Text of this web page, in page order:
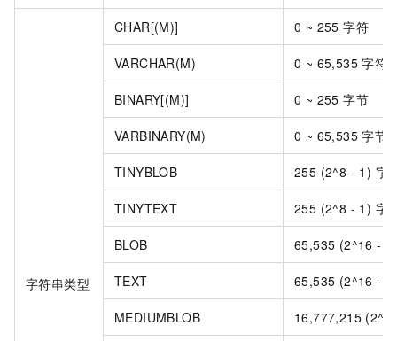
字符串类型
CHAR[(M)] 0 ~ 255 字符
VARCHAR(M) 0 ~ 65,535 字符
BINARY[(M)] 0 ~ 255 字节
VARBINARY(M) 0 ~ 65,535 字节
TINYBLOB 255 (2^8 - 1) 字
TINYTEXT 255 (2^8 - 1) 字
BLOB 65,535 (2^16 -
TEXT 65,535 (2^16 -
MEDIUMBLOB 16,777,215